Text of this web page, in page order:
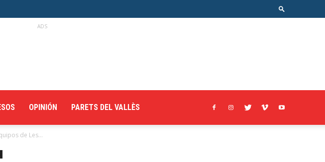
ADS
OPINIÓN PARETS DEL VALLÈS
de Les...